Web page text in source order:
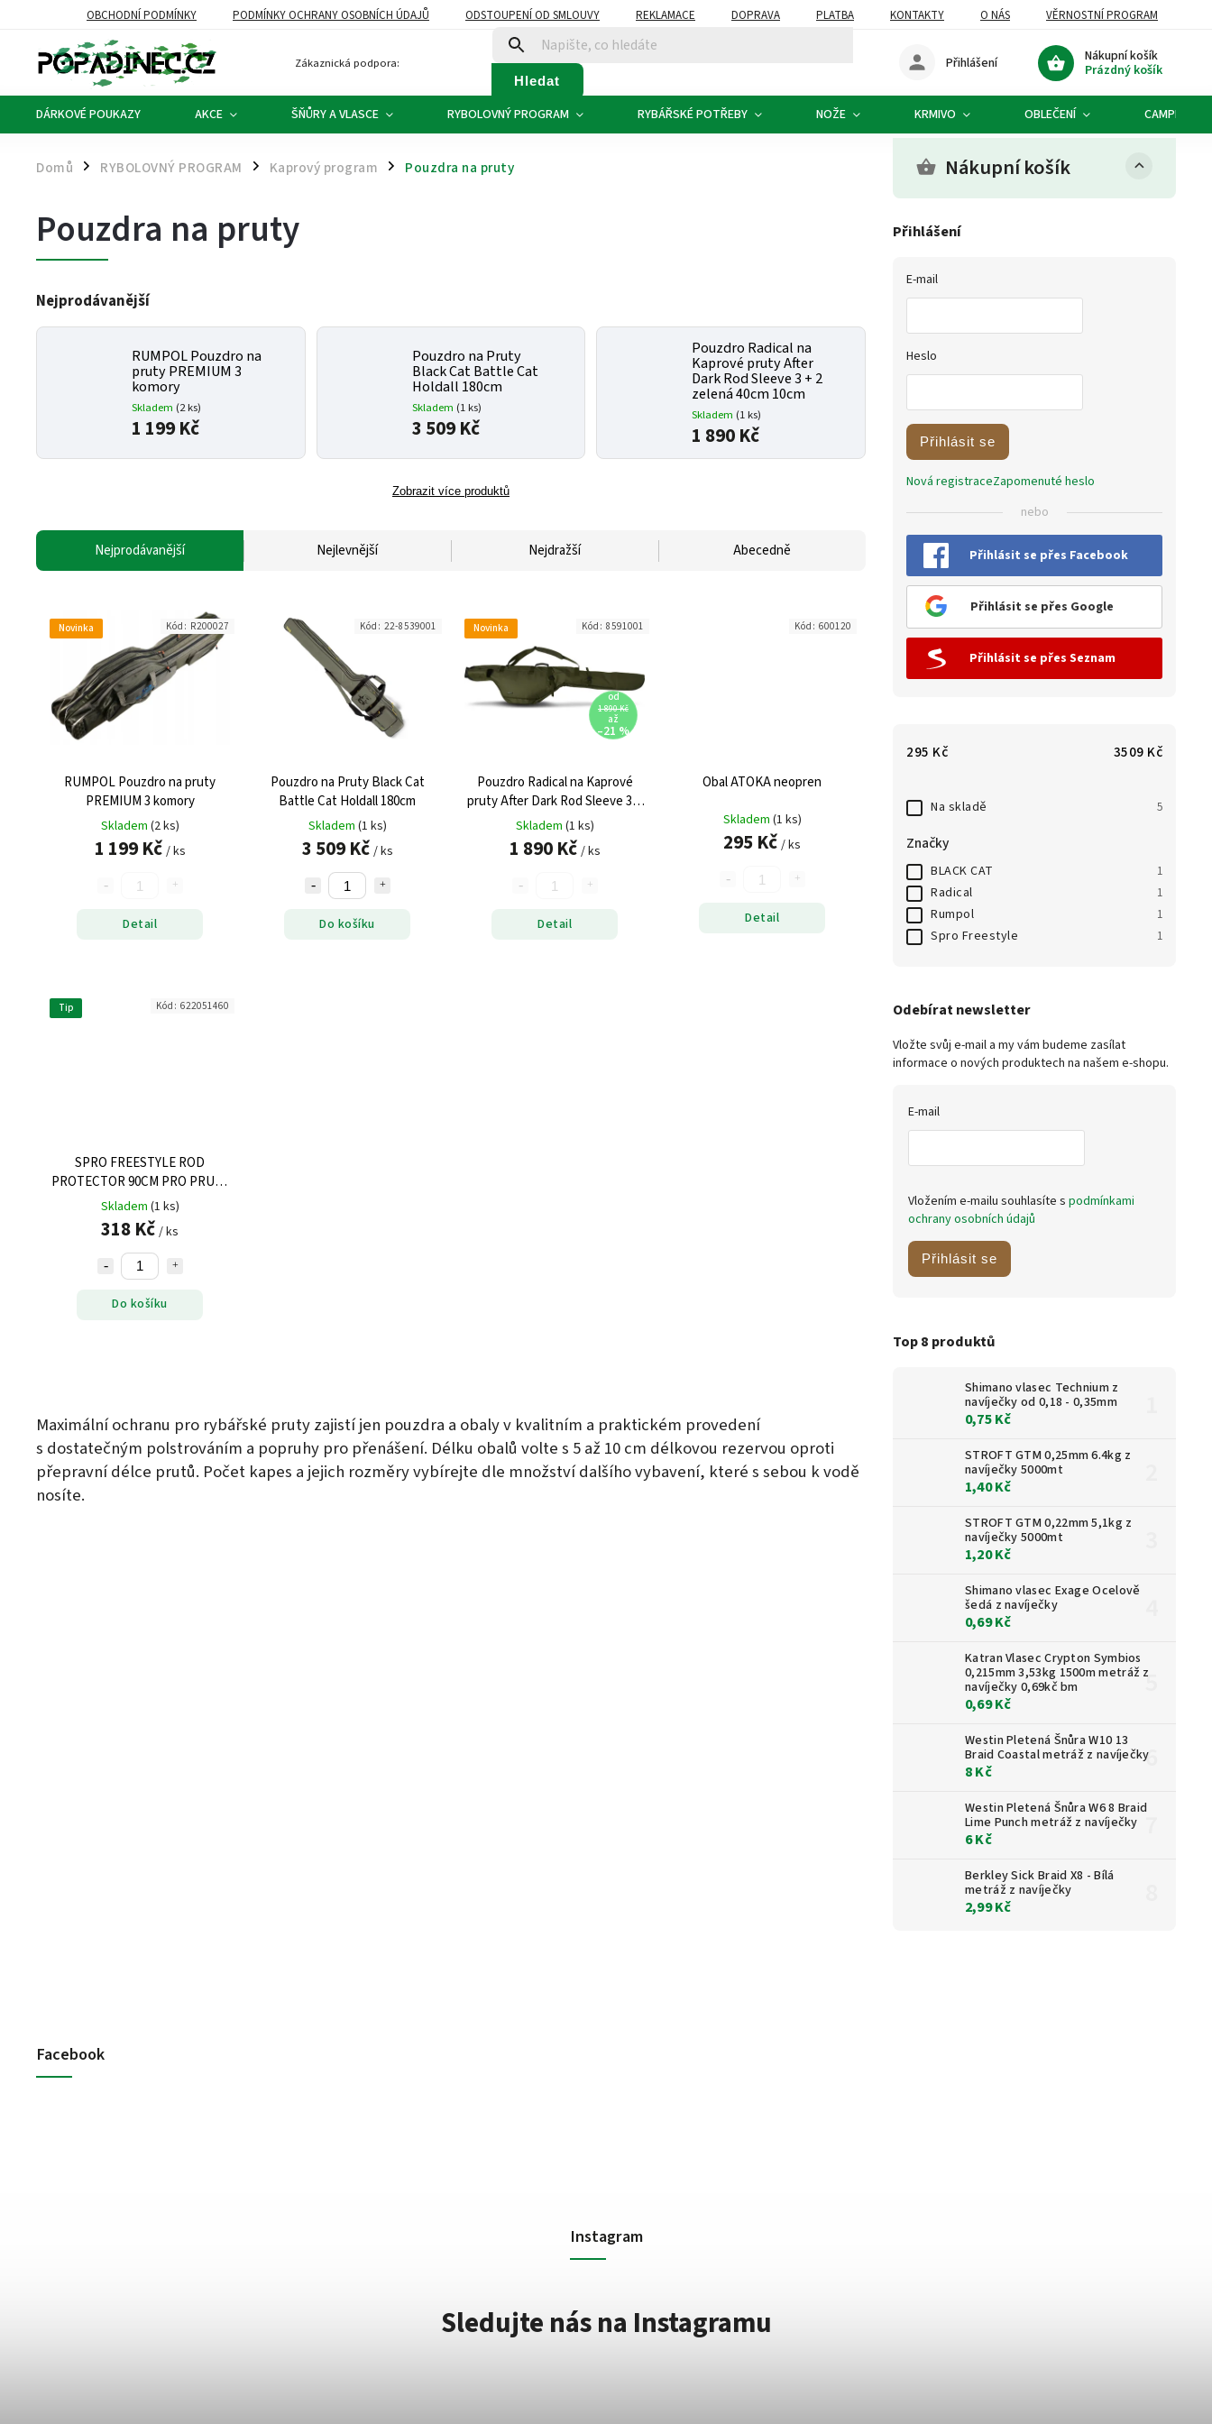
OBCHODNÍ PODMÍNKY PODMÍNKY OCHRANY OSOBNÍCH ÚDAJŮ ODSTOUPENÍ OD SMLOUVY REKLAMACE DOPRAVA PLATBA KONTAKTY O NÁS VĚRNOSTNÍ PROGRAM
Zákaznická podpora:
Hledat
Nákupní košík
Prázdný košík
Přihlášení
DÁRKOVÉ POUKAZY AKCE ŠŇŮRY A VLASCE RYBOLOVNÝ PROGRAM RYBÁŘSKÉ POTŘEBY NOŽE KRMIVO OBLEČENÍ CAMPING
Domů / RYBOLOVNÝ PROGRAM / Kaprový program / Pouzdra na pruty Nákupní košík
Přihlášení
E-mail
Heslo
Přihlásit se
Nová registraceZapomenuté heslo
nebo
Přihlásit se přes Facebook
Přihlásit se přes Google
Přihlásit se přes Seznam
295 Kč 3509 Kč
Na skladě 5
Značky
BLACK CAT 1
Radical 1
Rumpol 1
Spro Freestyle 1
Odebírat newsletter
Vložte svůj e-mail a my vám budeme zasílat
informace o nových produktech na našem e-shopu.
E-mail
Vložením e-mailu souhlasíte s podmínkami
ochrany osobních údajů
Přihlásit se
Top 8 produktů
Shimano vlasec Technium z
navíječky od 0,18 - 0,35mm
0,75 Kč
STROFT GTM 0,25mm 6.4kg z
navíječky 5000mt
1,40 Kč
STROFT GTM 0,22mm 5,1kg z
navíječky 5000mt
1,20 Kč
Shimano vlasec Exage Ocelově
šedá z navíječky
0,69 Kč
Katran Vlasec Crypton Symbios
0,215mm 3,53kg 1500m metráž z
navíječky 0,69kč bm
0,69 Kč
Westin Pletená Šnůra W10 13
Braid Coastal metráž z navíječky
8 Kč
Westin Pletená Šnůra W6 8 Braid
Lime Punch metráž z navíječky
6 Kč
Berkley Sick Braid X8 - Bílá
metráž z navíječky
2,99 Kč
Pouzdra na pruty
Nejprodávanější
RUMPOL Pouzdro na
pruty PREMIUM 3
komory
Skladem (2 ks)
1 199 Kč
Pouzdro na Pruty
Black Cat Battle Cat
Holdall 180cm
Skladem (1 ks)
3 509 Kč
Pouzdro Radical na
Kaprové pruty After
Dark Rod Sleeve 3 + 2
zelená 40cm 10cm
Skladem (1 ks)
1 890 Kč
Zobrazit více produktů
Nejprodávanější Nejlevnější Nejdražší Abecedně
Novinka
RUMPOL Pouzdro na pruty
PREMIUM 3 komory
Skladem (2 ks)
1 199 Kč / ks
Detail
Kód: R200027
Pouzdro na Pruty Black Cat
Battle Cat Holdall 180cm
Skladem (1 ks)
3 509 Kč / ks
Do košíku
Kód: 22-8539001 Novinka
od
1 890 Kč
až
–21 %
Pouzdro Radical na Kaprové
pruty After Dark Rod Sleeve 3 +
2 zelená 40cm 10cm
Skladem (1 ks)
1 890 Kč / ks
Detail
Kód: 8591001
Obal ATOKA neopren
Skladem (1 ks)
295 Kč / ks
Detail
Kód: 600120
Tip
SPRO FREESTYLE ROD
PROTECTOR 90CM PRO PRUTY
190-210CM
Skladem (1 ks)
318 Kč / ks
Do košíku
Kód: 622051460
Maximální ochranu pro rybářské pruty zajistí jen pouzdra a obaly v kvalitním a praktickém provedení
s dostatečným polstrováním a popruhy pro přenášení. Délku obalů volte s 5 až 10 cm délkovou rezervou oproti
přepravní délce prutů. Počet kapes a jejich rozměry vybírejte dle množství dalšího vybavení, které s sebou k vodě
nosíte.
Facebook
Instagram
Sledujte nás na Instagramu